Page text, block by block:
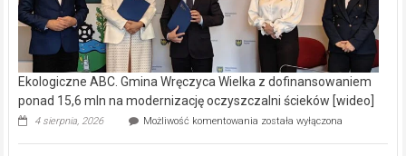
Ekologiczne ABC. Gmina Wręczyca Wielka z dofinansowaniem
ponad 15,6 mln na modernizację oczyszczalni ścieków [wideo]
4 sierpnia, 2026 Możliwość komentowania Ekologiczne
została wyłączona